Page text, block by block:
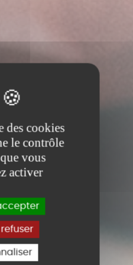
des cookies
le contrôle
vous
activer